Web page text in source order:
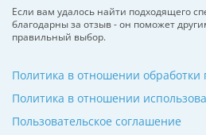
Если вам удалось найти подходящего
благодарны за отзыв - он поможет
правильный выбор.
Политика в отношении
Политика в отношении
Пользовательское соглашение